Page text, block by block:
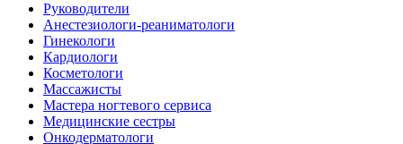
Руководители
Анестезиологи-реаниматологи
Гинекологи
Кардиологи
Косметологи
Массажисты
Мастера ногтевого сервиса
Медицинские сестры
Онкодерматологи